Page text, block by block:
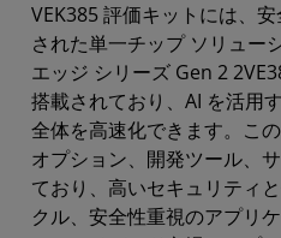
VEK385 評価キットには、
された単一チップ ソリュー
エッジ シリーズ Gen 2
搭載されており、AI を活用
全体を高速化できます。こ
オプション、開発ツール、
ており、高いセキュリティ
クル、安全性重視のアプリ